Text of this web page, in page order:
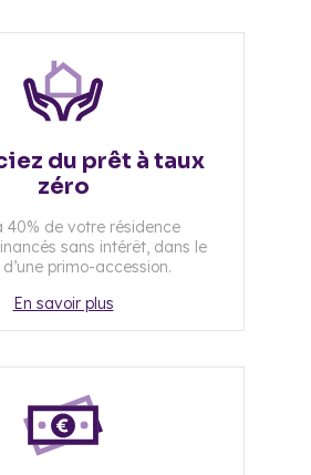
du prêt à taux
zéro
40% de votre résidence
sans intérêt, dans le
primo-accession.
En savoir plus